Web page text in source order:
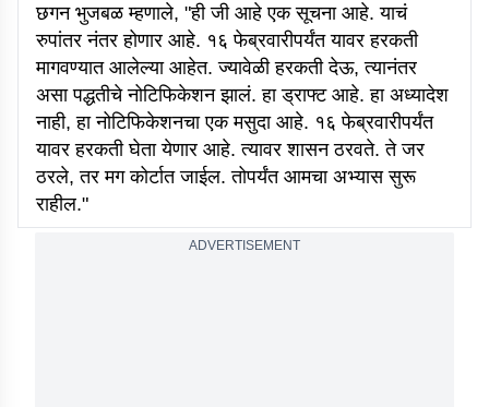
छगन भुजबळ म्हणाले, "ही जी आहे एक सूचना आहे. याचं
रुपांतर नंतर होणार आहे. १६ फेब्रवारीपर्यंत यावर हरकती
मागवण्यात आलेल्या आहेत. ज्यावेळी हरकती देऊ, त्यानंतर
असा पद्धतीचे नोटिफिकेशन झालं. हा ड्राफ्ट आहे. हा अध्यादेश
नाही, हा नोटिफिकेशनचा एक मसुदा आहे. १६ फेब्रवारीपर्यंत
यावर हरकती घेता येणार आहे. त्यावर शासन ठरवते. ते जर
ठरले, तर मग कोर्टात जाईल. तोपर्यंत आमचा अभ्यास सुरू
राहील."
ADVERTISEMENT